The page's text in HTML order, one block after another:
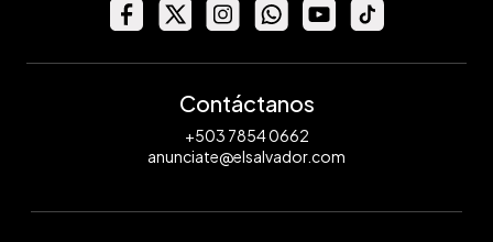
Contáctanos
+503 7854 0662
anunciate@elsalvador.com